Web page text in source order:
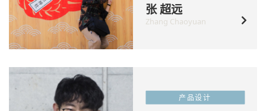
张 超远
Zhang Chaoyuan
产品设计